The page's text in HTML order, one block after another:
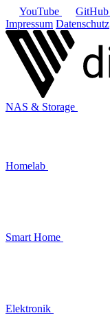
YouTube GitHub
Impressum Datenschutz
NAS & Storage
Homelab
Smart Home
Elektronik